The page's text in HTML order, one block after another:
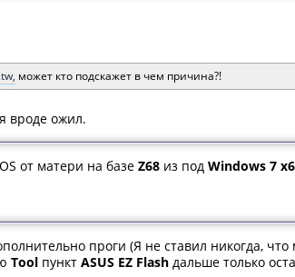
может кто подскажет в чем причина?!
вроде ожил.
от матери на базе Z68 из под Windows 7
проги (Я не ставил никогда,
Tool пункт ASUS EZ Flash дальше только